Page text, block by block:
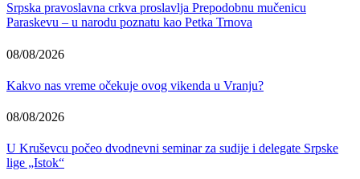
Srpska pravoslavna crkva proslavlja Prepodobnu mučenicu
Paraskevu – u narodu poznatu kao Petka Trnova
08/08/2026
Kakvo nas vreme očekuje ovog vikenda u Vranju?
08/08/2026
U Kruševcu počeo dvodnevni seminar za sudije i delegate Srpske
lige „Istok“